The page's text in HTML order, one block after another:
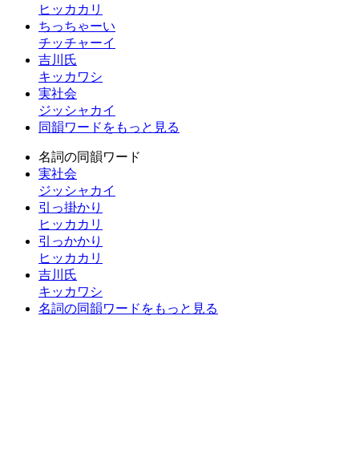
ヒッカカリ
ちっちゃーい
チッチャーイ
吉川氏
キッカワシ
実社会
ジッシャカイ
同韻ワードをもっと見る
名詞の同韻ワード
実社会
ジッシャカイ
引っ掛かり
ヒッカカリ
引っかかり
ヒッカカリ
吉川氏
キッカワシ
名詞の同韻ワードをもっと見る